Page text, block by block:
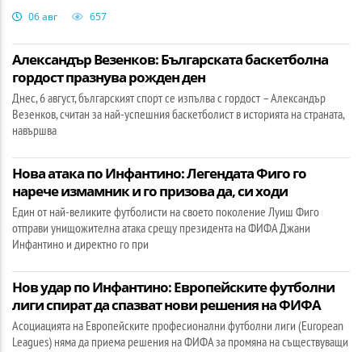
06 авг 657
Александър Везенков: Българската баскетболна
гордост празнува рожден ден
Днес, 6 август, българският спорт се изпълва с гордост – Александър
Везенков, считан за най-успешния баскетболист в историята на страната,
навършва
Нова атака по Инфантино: Легендата Фиго го
нарече измамник и го призова да, си ходи
Един от най-великите футболисти на своето поколение Луиш Фиго
отправи унищожителна атака срещу президента на ФИФА Джани
Инфантино и директно го при
Нов удар по Инфантино: Европейските футболни
лиги спират да спазват нови решения на ФИФА
Асоциацията на Европейските професионални футболни лиги (European
Leagues) няма да приема решения на ФИФА за промяна на съществуващи